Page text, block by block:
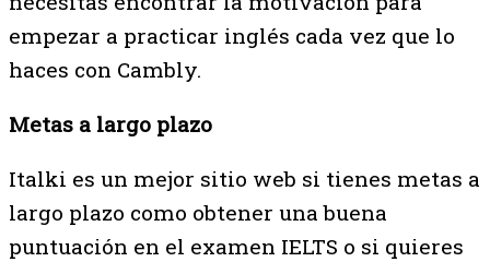
empezar a practicar inglés cada vez que lo
haces con Cambly.
Metas a largo plazo
Italki es un mejor sitio web si tienes metas a
largo plazo como obtener una buena
puntuación en el examen IELTS o si quieres